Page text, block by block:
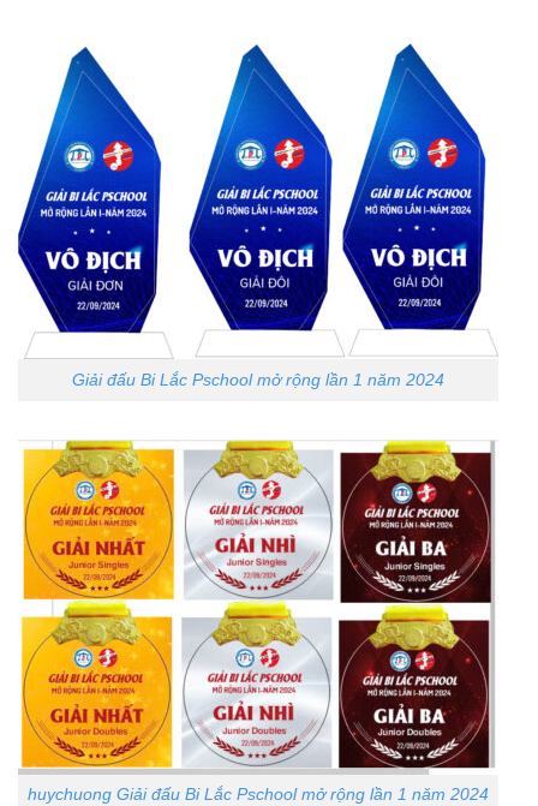
Giải đấu Bi Lắc Pschool mở rộng lần 1 năm 2024
huychuong Giải đấu Bi Lắc Pschool mở rộng lần 1 năm 2024